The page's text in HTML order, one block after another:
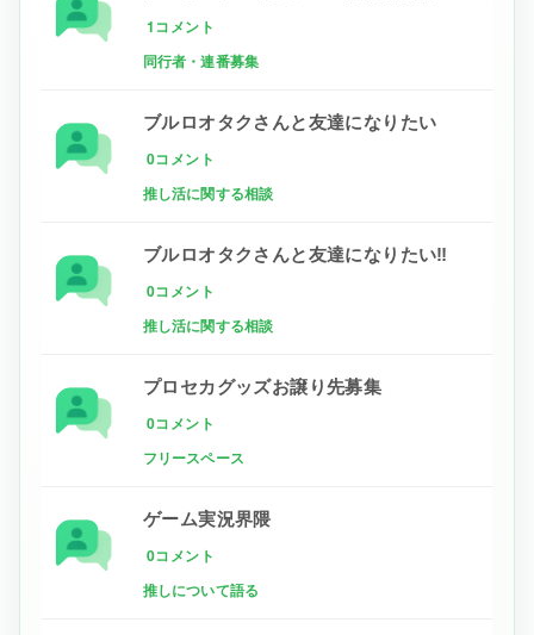
1コメント
同行者・連番募集
ブルロオタクさんと友達になりたい
0コメント
推し活に関する相談
ブルロオタクさんと友達になりたい‼
0コメント
推し活に関する相談
プロセカグッズお譲り先募集
0コメント
フリースペース
ゲーム実況界隈
0コメント
推しについて語る